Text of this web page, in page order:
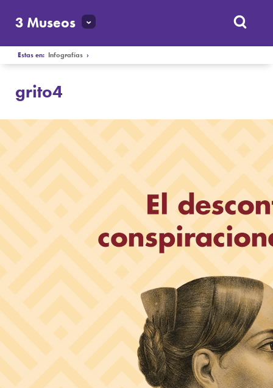
3 Museos
Estas en:Infografías ›
grito4